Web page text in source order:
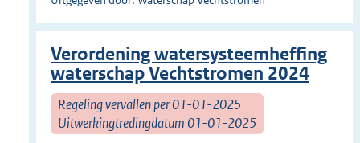
Verordening watersysteemheffing
waterschap Vechtstromen 2024
Regeling vervallen per 01-01-2025
Uitwerkingtredingdatum 01-01-2025